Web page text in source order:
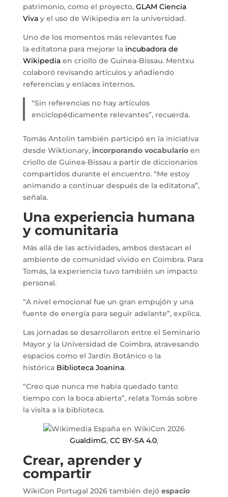
patrimonio, como el proyecto, GLAM Ciencia
Vivay el uso de Wikipedia en la universidad.
Uno de los momentos más relevantes fue
la editatona para mejorar la incubadora de
Wikipediaen criollo de Guinea-Bissau. Mentxu
colaboró revisando artículos y añadiendo
referencias y enlaces internos.
“Sin referencias no hay artículos
enciclopédicamente relevantes”, recuerda.
Tomás Antolín también participó en la iniciativa
desde Wiktionary, incorporando vocabularioen
criollo de Guinea-Bissau a partir de diccionarios
compartidos durante el encuentro. “Me estoy
animando a continuar después de la editatona”,
señala.
Una experiencia humana
y comunitaria
Más allá de las actividades, ambos destacan el
ambiente de comunidad vivido en Coimbra. Para
Tomás, la experiencia tuvo también un impacto
personal.
“A nivel emocional fue un gran empujón y una
fuente de energía para seguir adelante”, explica.
Las jornadas se desarrollaron entre el Seminario
Mayor y la Universidad de Coimbra, atravesando
espacios como el Jardín Botánico o la
histórica Biblioteca Joanina.
“Creo que nunca me había quedado tanto
tiempo con la boca abierta”, relata Tomás sobre
la visita a la biblioteca.
GualdimG, CC BY-SA 4.0,
Crear, aprender y
compartir
WikiCon Portugal 2026 también dejó espacio